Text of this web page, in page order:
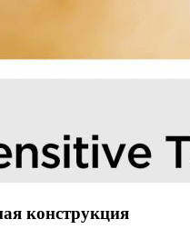
конструкция